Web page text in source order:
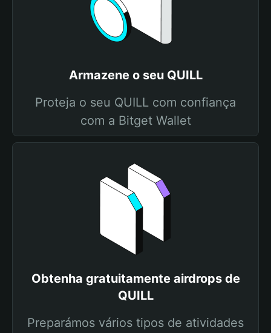
Armazene o seu QUILL
Proteja o seu QUILL com confiança
com a Bitget Wallet
Obtenha gratuitamente airdrops de
QUILL
Preparámos vários tipos de atividades